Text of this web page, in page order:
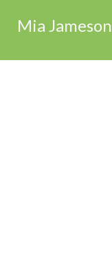
Mia Jameson